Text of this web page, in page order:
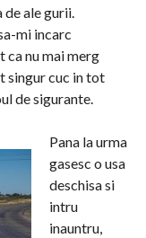
ale gurii.
mi incarc
nu mai merg
singur cuc in tot
de sigurante.
Pana la urma
gasesc o usa
deschisa si
intru
inauntru,